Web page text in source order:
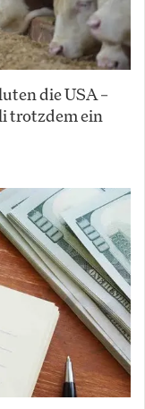
die USA –
trotzdem ein